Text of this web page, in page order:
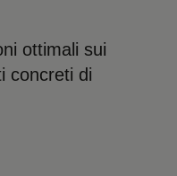
ottimali sui
concreti di